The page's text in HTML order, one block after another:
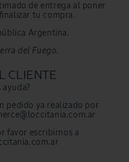
de entrega al poner
tu compra.
Argentina.
del Fuego.
CLIENTE
ayuda?
pedido ya realizado por
favor escribirnos a